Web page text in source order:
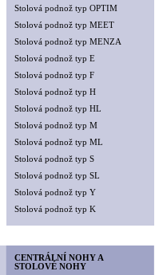
Stolová podnož typ OPTIM
Stolová podnož typ MEET
Stolová podnož typ MENZA
Stolová podnož typ E
Stolová podnož typ F
Stolová podnož typ H
Stolová podnož typ HL
Stolová podnož typ M
Stolová podnož typ ML
Stolová podnož typ S
Stolová podnož typ SL
Stolová podnož typ Y
Stolová podnož typ K
CENTRÁLNÍ NOHY A
STOLOVÉ NOHY